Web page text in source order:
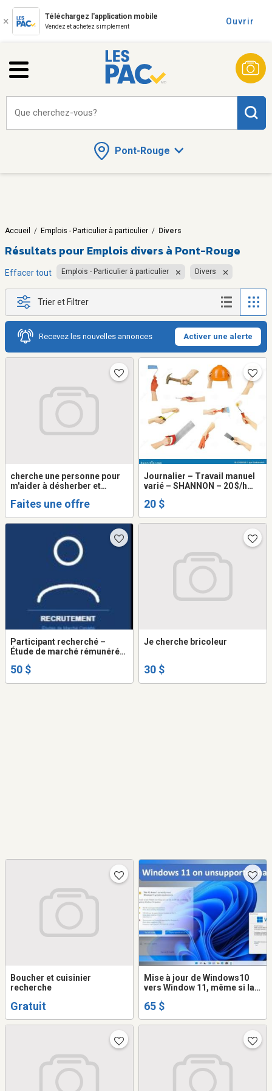
Téléchargez l'application mobile
Vendez et achetez simplement
Ouvrir
Pont-Rouge
Que cherchez-vous?
Accueil / Emplois - Particulier à particulier / Divers
Résultats pour Emplois divers à Pont-Rouge
Effacer tout Emplois - Particulier à particulier Divers
Trier et Filtrer
Recevez les nouvelles annonces Activer une alerte
cherche une personne pour
m'aider à désherber et
Faites une offre
Journalier – Travail manuel
varié – SHANNON – 20 $/h
20 $
Participant recherché –
Étude de marché rémunérée
50 $
Je cherche bricoleur
30 $
Boucher et cuisinier
recherche
Gratuit
Mise à jour de Windows10
vers Window 11, même si la
pas supporté
65 $